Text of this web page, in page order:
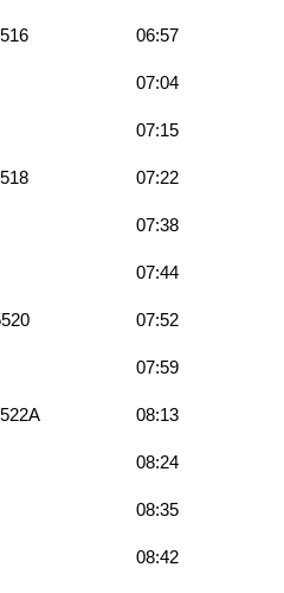
06:57
07:04
07:15
07:22
07:38
07:44
07:52
07:59
08:13
08:24
08:35
08:42